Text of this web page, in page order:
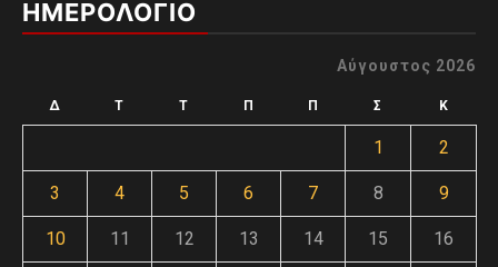
ΗΜΕΡΟΛΟΓΙΟ
Αύγουστος 2026
Δ Τ Τ Π Π Σ Κ
1 2
3 4 5 6 7 8 9
10 11 12 13 14 15 16